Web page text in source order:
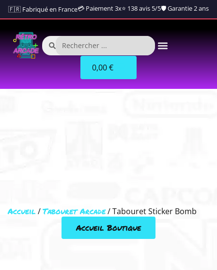
🇫🇷 Fabriqué en France💳 Paiement 3x⭐ 138 avis 5/5🛡️ Garantie 2 ans
0,00€
Accueil /Tabouret Arcade/ Tabouret Sticker Bomb
Accueil Boutique